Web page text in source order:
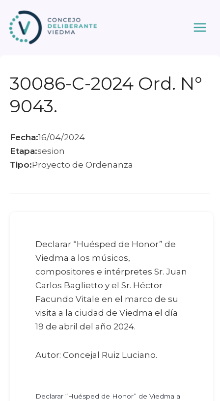
contenido
30086-C-2024 Ord. N°
9043.
Fecha:16/04/2024
Etapa:sesion
Tipo:Proyecto de Ordenanza
Declarar “Huésped de Honor” de
Viedma a los músicos,
compositores e intérpretes Sr. Juan
Carlos Baglietto y el Sr. Héctor
Facundo Vitale en el marco de su
visita a la ciudad de Viedma el día
19 de abril del año 2024.
Autor: Concejal Ruiz Luciano.
Declarar “Huésped de Honor” de Viedma a